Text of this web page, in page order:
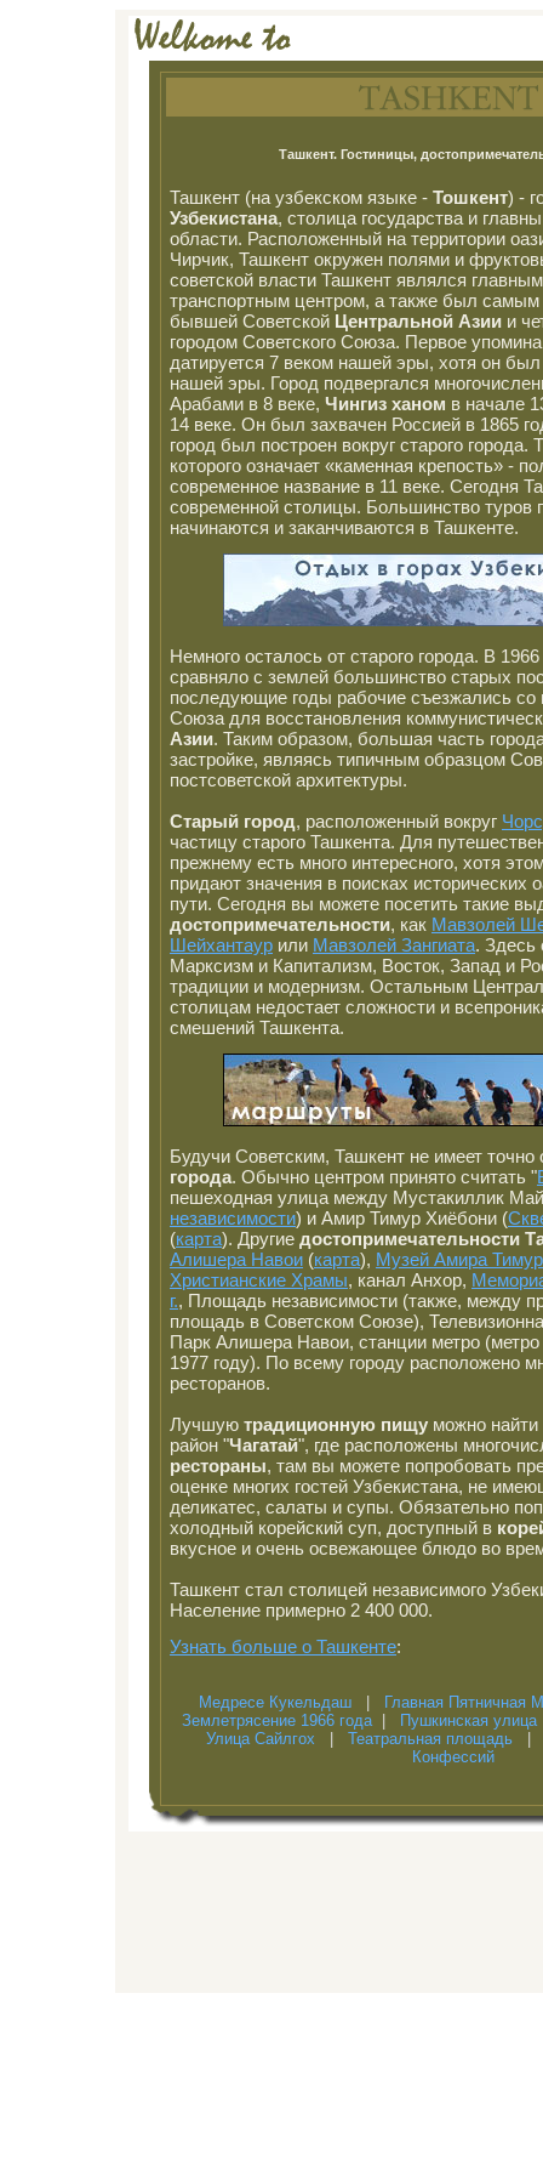
Ташкент. Гостиницы,
Ташкент (на узбекском языке - Тошкент) -
Узбекистана, столица государства и
области. Расположенный на территории
Чирчик, Ташкент окружен полями и
советской власти Ташкент являлся
транспортным центром, а также был
бывшей Советской Центральной Азии и
городом Советского Союза. Первое
датируется 7 веком нашей эры, хотя он
нашей эры. Город подвергался
Арабами в 8 веке, Чингиз ханом в начале
14 веке. Он был захвачен Россией в 1865
город был построен вокруг старого города.
которого означает «каменная крепость» -
современное название в 11 веке. Сегодня
современной столицы. Большинство туров
начинаются и заканчиваются в Ташкенте.
Немного осталось от старого города. В
сравняло с землей большинство старых
последующие годы рабочие съезжались со
Союза для восстановления
Азии. Таким образом, большая часть
застройке, являясь типичным образцом
постсоветской архитектуры.
Старый город, расположенный вокруг
частицу старого Ташкента. Для
прежнему есть много интересного, хотя
придают значения в поисках исторических
пути. Сегодня вы можете посетить такие
достопримечательности, как Мавзолей
Шейхантаур или Мавзолей Зангиата.
Марксизм и Капитализм, Восток, Запад и
традиции и модернизм. Остальным
столицам недостает сложности и
смешений Ташкента.
Будучи Советским, Ташкент не имеет точно
города. Обычно центром принято считать "
пешеходная улица между Мустакиллик
независимости) и Амир Тимур Хиёбони (
(карта). Другие достопримечательности
Алишера Навои (карта), Музей Амира
Христианские Храмы, канал Анхор,
г., Площадь независимости (также, между
площадь в Советском Союзе),
Парк Алишера Навои, станции метро
1977 году). По всему городу расположено
ресторанов.
Лучшую традиционную пищу можно
район "Чагатай", где расположены
рестораны, там вы можете попробовать
оценке многих гостей Узбекистана, не
деликатес, салаты и супы. Обязательно
холодный корейский суп, доступный в
вкусное и очень освежающее блюдо во
Ташкент стал столицей независимого
Население примерно 2 400 000.
Узнать больше о Ташкенте:
Медресе Кукельдаш
Главная Пятничная
Землетрясение 1966 года| Пушкинская улица
Улица Сайлгох
Театральная площадь
Конфессий